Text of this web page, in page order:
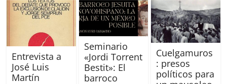
Entrevista a
José Luis
Martín
Seminario
«Jordi Torrent
Bestit»: El
barroco
Cuelgamuros
: presos
políticos para